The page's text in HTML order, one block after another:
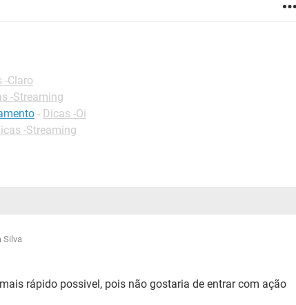
-Claro
-Streaming
- Dicas -Oi
-Streaming
Silva
rápido possivel, pois não gostaria de entrar com ação